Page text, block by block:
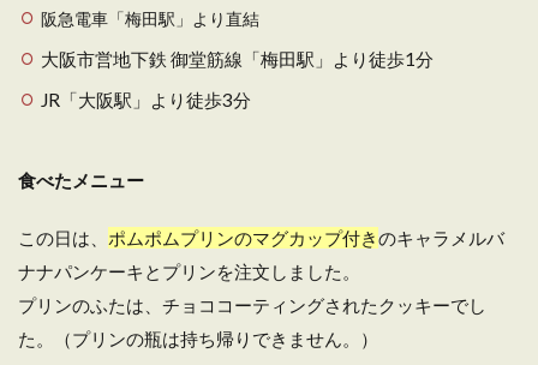
阪急電車「梅田駅」より直結
大阪市営地下鉄 御堂筋線「梅田駅」より徒歩1分
JR「大阪駅」より徒歩3分
食べたメニュー
この日は、 ポムポムプリンのマグカップ付きのキャラメルバ
ナナパンケーキとプリンを注文しました。
プリンのふたは、チョココーティングされたクッキーでし
た。（プリンの瓶は持ち帰りできません。）